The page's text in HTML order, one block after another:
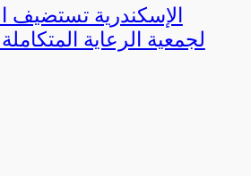
الإسكندرية تستضيف